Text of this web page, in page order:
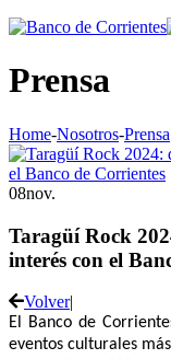
Prensa
Home-Nosotros-Prensa
08nov.
Taragüí Rock
interés con el
Volver|
El Banco de
eventos culturales